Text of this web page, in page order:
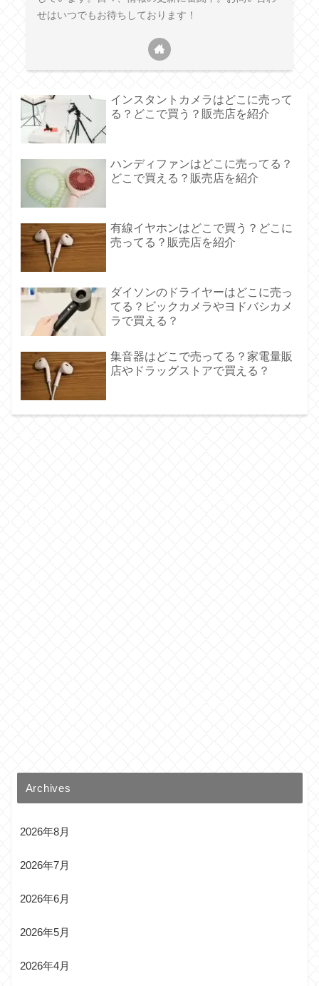
せはいつでもお待ちしております！
インスタントカメラはどこに売って
る？どこで買う？販売店を紹介
ハンディファンはどこに売ってる？
どこで買える？販売店を紹介
有線イヤホンはどこで買う？どこに
売ってる？販売店を紹介
ダイソンのドライヤーはどこに売っ
てる？ビックカメラやヨドバシカメ
ラで買える？
集音器はどこで売ってる？家電量販
店やドラッグストアで買える？
Archives
2026年8月
2026年7月
2026年6月
2026年5月
2026年4月